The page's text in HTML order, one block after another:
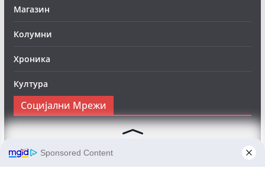
Магазин
Колумни
Хроника
Култура
Социјални Мрежи